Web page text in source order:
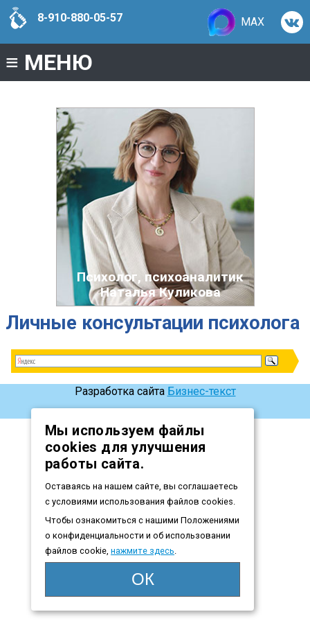
8-910-880-05-57 MAX
≡ МЕНЮ
Психолог, психоаналитик
Наталья Куликова
Личные консультации психолога
Разработка сайта Бизнес-текст
Мы используем файлы
cookies для улучшения
работы сайта.
Оставаясь на нашем сайте, вы соглашаетесь
с условиями использования файлов cookies.
Чтобы ознакомиться с нашими Положениями
о конфиденциальности и об использовании
файлов cookie, нажмите здесь.
ОК